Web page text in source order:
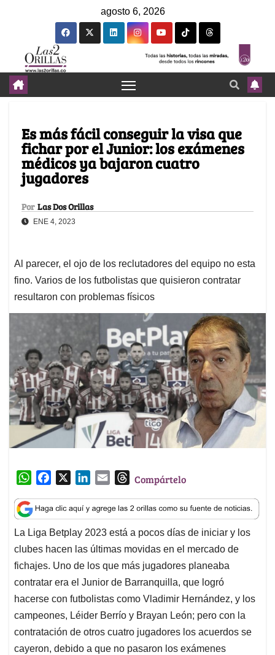
agosto 6, 2026
Es más fácil conseguir la visa que
fichar por el Junior: los exámenes
médicos ya bajaron cuatro
jugadores
Por Las Dos Orillas
ENE 4, 2023
Al parecer, el ojo de los reclutadores del equipo no esta
fino. Varios de los futbolistas que quisieron contratar
resultaron con problemas físicos
W
a
t
s
A
p
p
c
e
b
o
o
k
n
k
e
d
I
n
a
i
l
T
r
e
a
d
s
Compártelo
La Liga Betplay 2023 está a pocos días de iniciar y los
clubes hacen las últimas movidas en el mercado de
fichajes. Uno de los que más jugadores planeaba
contratar era el Junior de Barranquilla, que logró
hacerse con futbolistas como Vladimir Hernández, y los
campeones, Léider Berrío y Brayan León; pero con la
contratación de otros cuatro jugadores los acuerdos se
cayeron, debido a que no pasaron los exámenes